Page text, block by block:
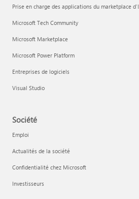
Prise en charge des applications du marketplace
Microsoft Tech Community
Microsoft Marketplace
Microsoft Power Platform
Entreprises de logiciels
Visual Studio
Société
Emploi
Actualités de la société
Confidentialité chez Microsoft
Investisseurs